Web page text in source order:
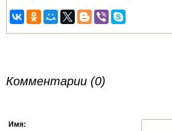
Комментарии (0)
Имя: